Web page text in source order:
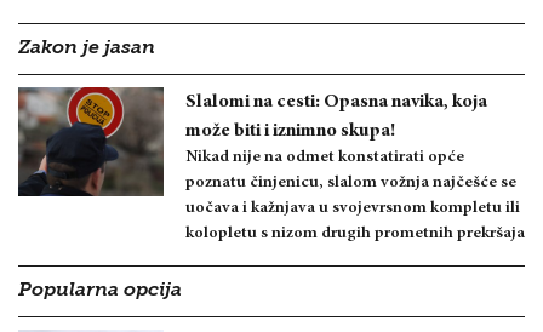
Zakon je jasan
Slalomi na cesti: Opasna navika, koja
može biti i iznimno skupa!
Nikad nije na odmet konstatirati opće
poznatu činjenicu, slalom vožnja najčešće se
uočava i kažnjava u svojevrsnom kompletu ili
kolopletu s nizom drugih prometnih prekršaja
Popularna opcija